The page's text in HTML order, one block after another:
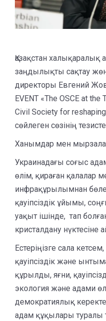
Қазақстан
заңдылықты сақтау
директоры Евгений
EVENT «The OSCE at
Civil Society for
сөйлеген сөзінің
Ханымдар мен
Украинадағы соғыс
өлім, қираған қалалар
инфрақұрылымнан
қауіпсіздік ұйымы,
уақыт ішінде, тап
кристалдану нүктесіне
Естеріңізге сала
қауіпсіздік және
құрылды, яғни,
экология және адами
демократиялық
адам құқылары туралы